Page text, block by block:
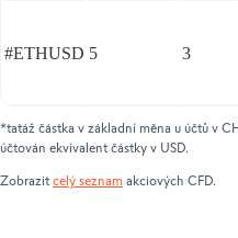
#ETHUSD 5 3
*tatáž částka v základní měna u účtů v
účtován ekvivalent částky v USD.
Zobrazit celý seznam akciových CFD.